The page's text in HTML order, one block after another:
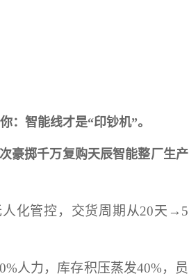
：智能线才是“印钞机”。
豪掷千万复购天辰智能整厂生产
化管控，交货周期从20天→5
人力，库存积压蒸发40%，员